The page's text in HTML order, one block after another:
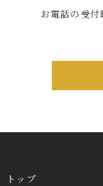
お電話の受
トップ